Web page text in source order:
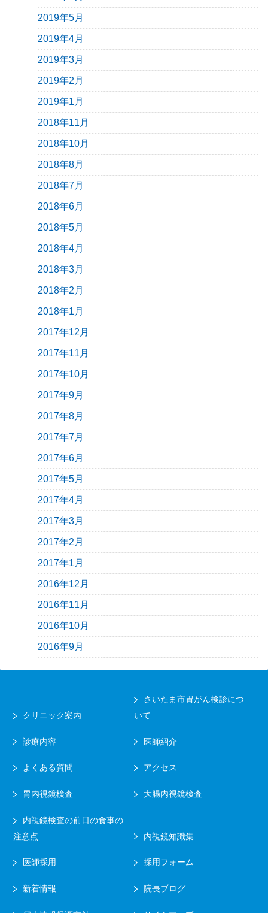
2019年5月
2019年4月
2019年3月
2019年2月
2019年1月
2018年11月
2018年10月
2018年8月
2018年7月
2018年6月
2018年5月
2018年4月
2018年3月
2018年2月
2018年1月
2017年12月
2017年11月
2017年10月
2017年9月
2017年8月
2017年7月
2017年6月
2017年5月
2017年4月
2017年3月
2017年2月
2017年1月
2016年12月
2016年11月
2016年10月
2016年9月
クリニック案内
さいたま市胃がん検診につ
いて
診療内容 医師紹介
よくある質問 アクセス
胃内視鏡検査 大腸内視鏡検査
内視鏡検査の前日の食事の
注意点
内視鏡知識集
医師採用 採用フォーム
新着情報 院長ブログ